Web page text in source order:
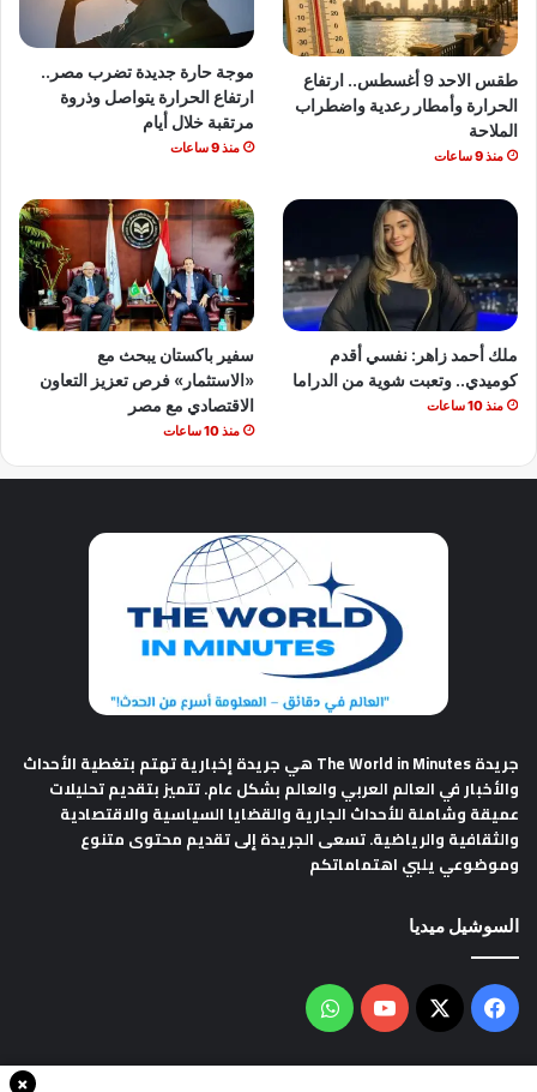
طقس الاحد 9 أغسطس.. ارتفاع
الحرارة وأمطار رعدية واضطراب
الملاحة
منذ 9 ساعات
موجة حارة جديدة تضرب مصر..
ارتفاع الحرارة يتواصل وذروة
مرتقبة خلال أيام
منذ 9 ساعات
ملك أحمد زاهر: نفسي أقدم
كوميدي.. وتعبت شوية من الدراما
منذ 10 ساعات
سفير باكستان يبحث مع
«الاستثمار» فرص تعزيز التعاون
الاقتصادي مع مصر
منذ 10 ساعات
جريدة The World in Minutes
هي جريدة إخبارية تهتم بتغطية الأحداث
والأخبار في العالم العربي والعالم بشكل عام. تتميز بتقديم تحليلات
عميقة وشاملة للأحداث الجارية والقضايا السياسية والاقتصادية
والثقافية والرياضية. تسعى الجريدة إلى تقديم محتوى متنوع
وموضوعي يلبي اهتماماتكم
السوشيل ميديا
فيسبوك
‫X
‫YouTubeواتساب
×